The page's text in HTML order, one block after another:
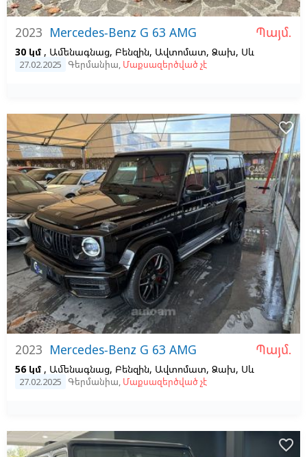
2023 Mercedes-Benz G 63 AMG Պայմ.
30 կմ , Ամենագնաց, Բենզին, Ավտոմատ, Ձախ, Սև
27.02.2025 Գերմանիա, Մաքսազերծված չէ
2023 Mercedes-Benz G 63 AMG Պայմ.
56 կմ , Ամենագնաց, Բենզին, Ավտոմատ, Ձախ, Սև
27.02.2025 Գերմանիա, Մաքսազերծված չէ
favorite_border
favorite_border